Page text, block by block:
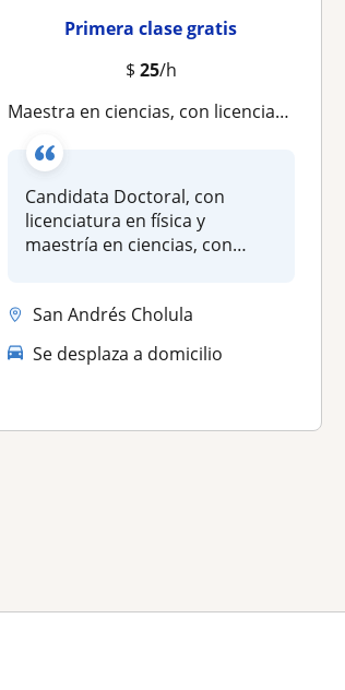
Primera clase gratis
$ 25/h
Maestra en ciencias, con licenciatura en física, horario flexible y podemos empezar desde 0 porque lo importante es entender
Candidata Doctoral, con
licenciatura en física y
maestría en ciencias, con
San Andrés Cholula
Se desplaza a domicilio